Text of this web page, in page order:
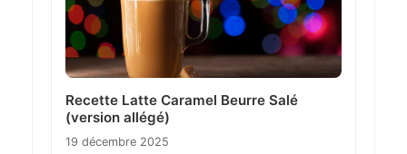
Recette Latte Caramel Beurre Salé
(version allégé)
19 décembre 2025